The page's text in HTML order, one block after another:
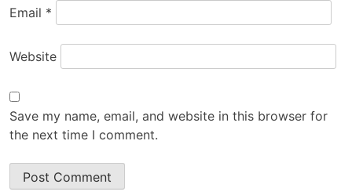
Email *
Website
Save my name, email, and website in this browser for
the next time I comment.